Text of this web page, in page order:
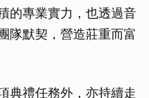
的專業實力，也透過音
隊默契，營造莊重而富
典禮任務外，亦持續走